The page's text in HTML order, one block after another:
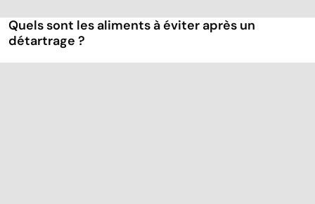
Quels sont les aliments à éviter après un
détartrage ?